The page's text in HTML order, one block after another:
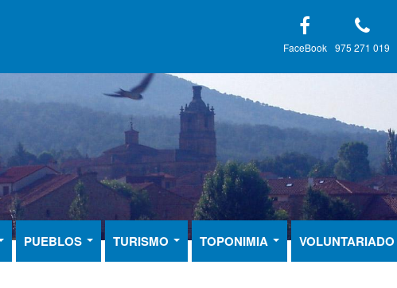
975 271 019
FaceBook
PUEBLOS TURISMO TOPONIMIA VOLUNTARIADO